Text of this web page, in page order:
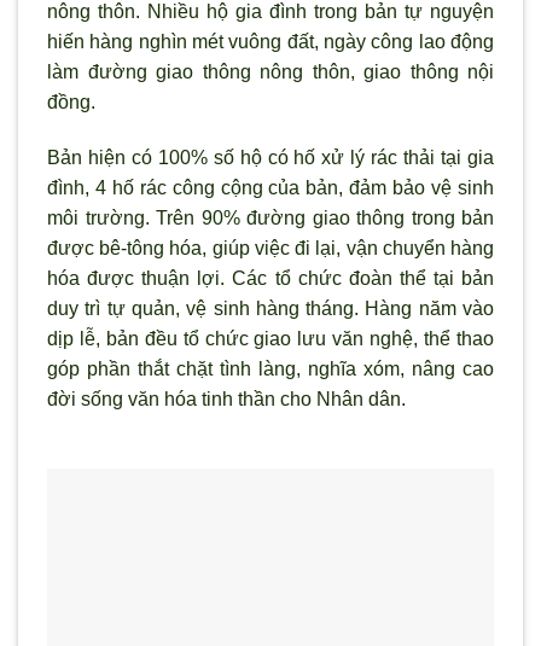
nông thôn. Nhiều hộ gia đình trong bản tự nguyện
hiến hàng nghìn mét vuông đất, ngày công lao động
làm đường giao thông nông thôn, giao thông nội
đồng.
Bản hiện có 100% số hộ có hố xử lý rác thải tại gia
đình, 4 hố rác công cộng của bản, đảm bảo vệ sinh
môi trường. Trên 90% đường giao thông trong bản
được bê-tông hóa, giúp việc đi lại, vận chuyển hàng
hóa được thuận lợi. Các tổ chức đoàn thể tại bản
duy trì tự quản, vệ sinh hàng tháng. Hàng năm vào
dịp lễ, bản đều tổ chức giao lưu văn nghệ, thể thao
góp phần thắt chặt tình làng, nghĩa xóm, nâng cao
đời sống văn hóa tinh thần cho Nhân dân.